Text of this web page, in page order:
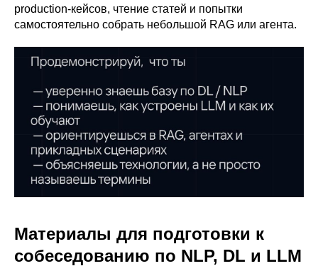
production-кейсов, чтение статей и попытки
самостоятельно собрать небольшой RAG или агента.
Материалы для подготовки к
собеседованию по NLP, DL и LLM